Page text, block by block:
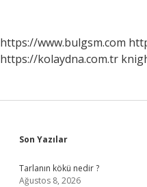
https://www.bulgsm.com
https://kolaydna.com.tr
Sidebar
Son Yazılar
Tarlanın kökü nedir ?
Ağustos 8, 2026